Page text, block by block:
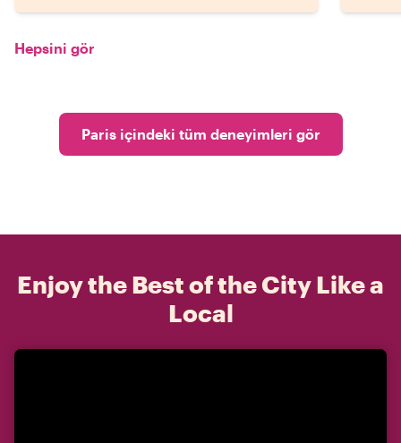
Hepsini gör
Paris içindeki tüm deneyimleri gör
Enjoy the Best of the City Like a
Local